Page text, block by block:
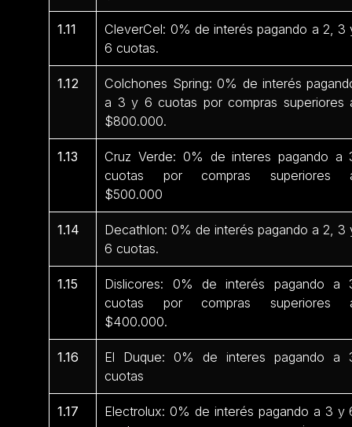
1.11
CleverCel: 0% de interés pagando a 2, 3
6 cuotas.
1.12
Colchones Spring: 0% de interés
a 3 y 6 cuotas por compras superiores
$800.000.
1.13
Cruz Verde: 0% de interes pagando a
cuotas por compras superiores
$500.000
1.14
Decathlon: 0% de interés pagando a 2, 3
6 cuotas.
1.15
Dislicores: 0% de interés pagando a
cuotas por compras superiores
$400.000.
1.16
El Duque: 0% de interes pagando a
cuotas
1.17
Electrolux: 0% de interés pagando a 3 y